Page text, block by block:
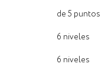
de 5 puntos
6 niveles
6 niveles